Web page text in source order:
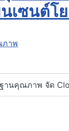
นเซนต์
ภาพ
านคุณภาพ จัด